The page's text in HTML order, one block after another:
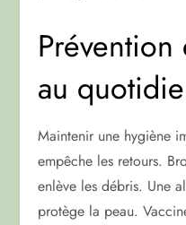
au
Maintenir une hygiène
empêche les retours.
enlève les débris. Une
protège la peau.